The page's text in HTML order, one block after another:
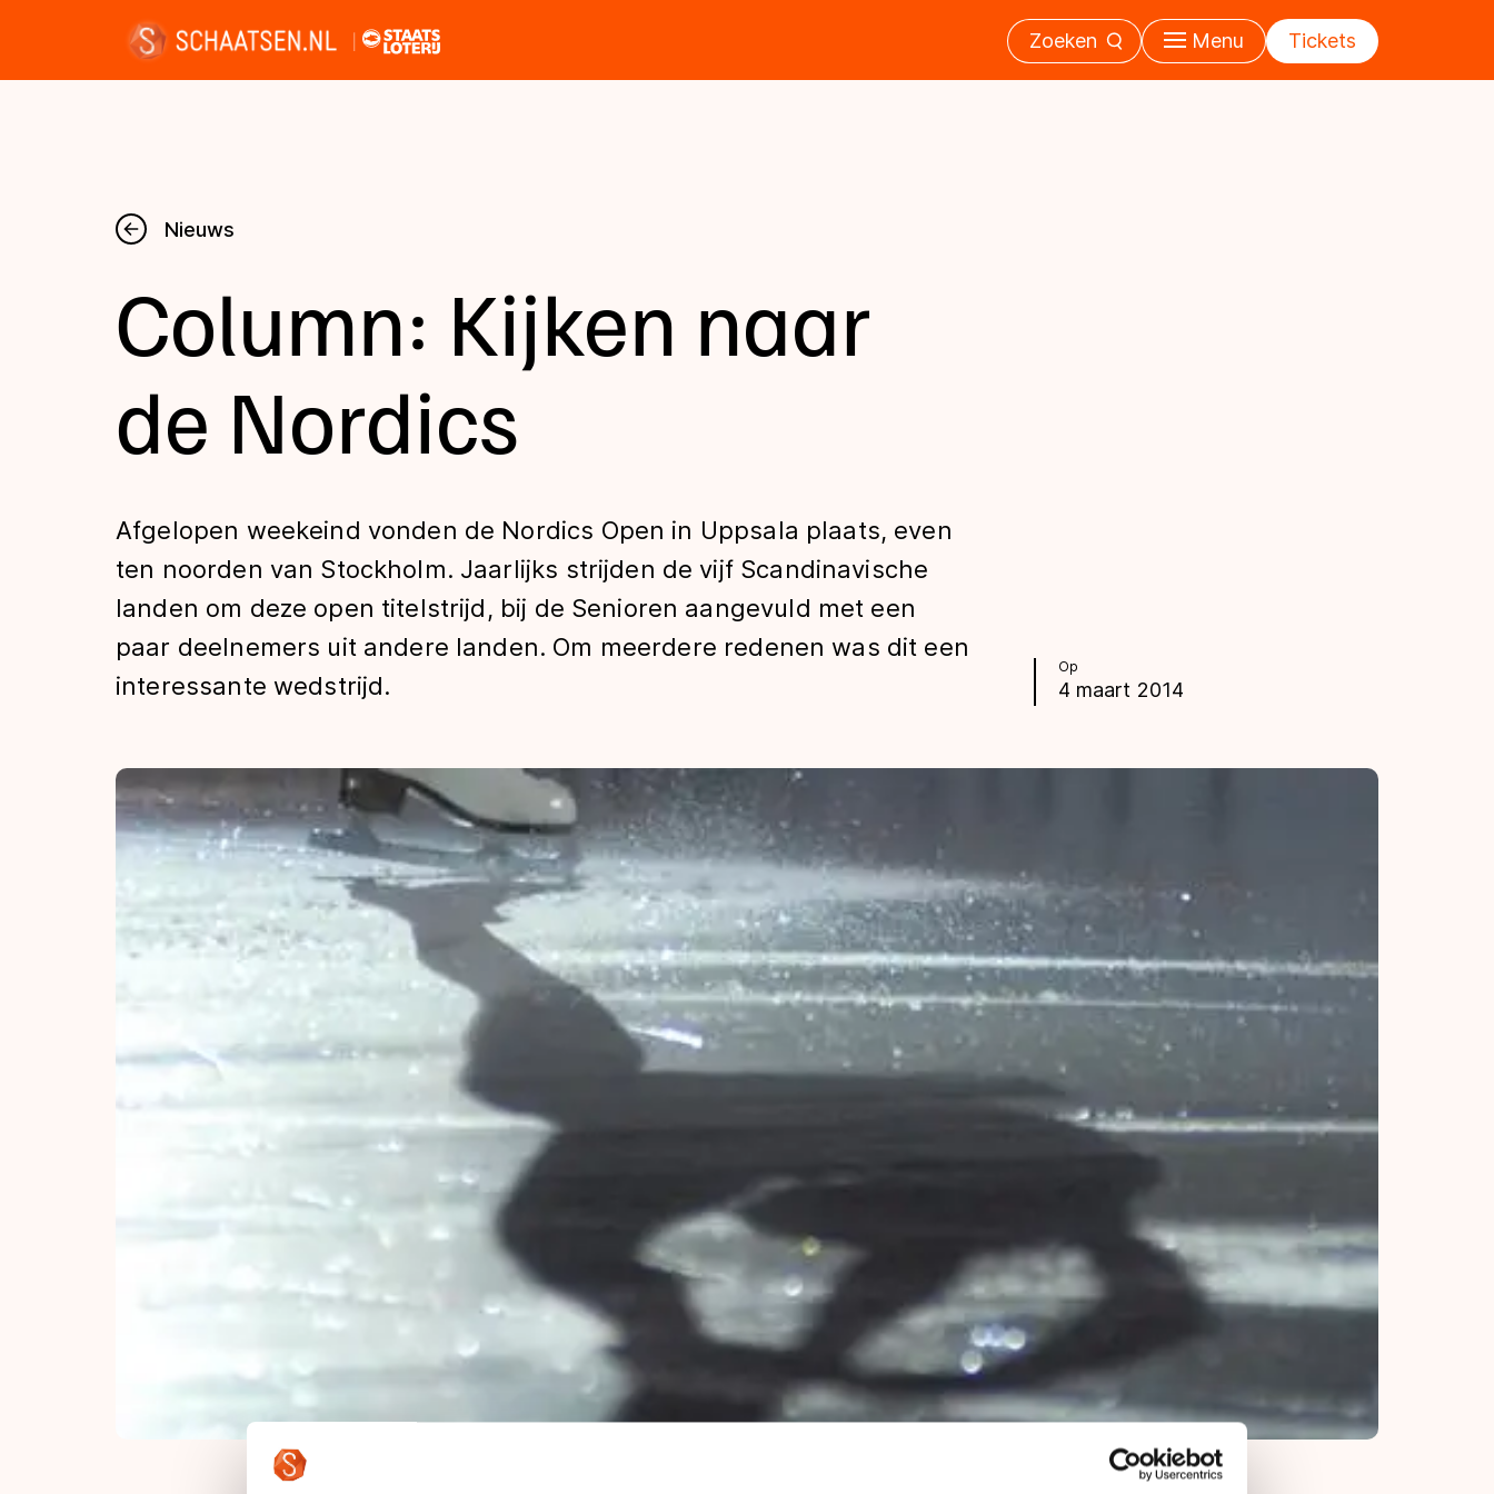
Zoeken Menu Tickets
Nieuws
Kalender
Disciplines
Uitslagen
Tijden & historie
De weg op
Schaatsfans
Olympische Spelen
Nieuws
Op
4 maart 2014
Column: Kijken naar
de Nordics
Afgelopen weekeind vonden de Nordics Open in Uppsala plaats, even
ten noorden van Stockholm. Jaarlijks strijden de vijf Scandinavische
landen om deze open titelstrijd, bij de Senioren aangevuld met een
paar deelnemers uit andere landen. Om meerdere redenen was dit een
interessante wedstrijd.